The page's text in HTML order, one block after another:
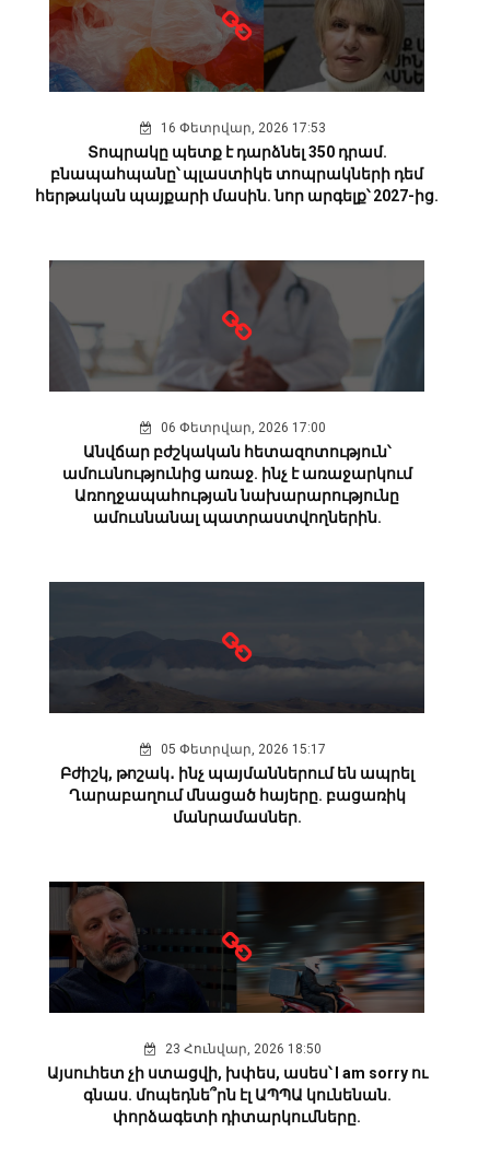
16 Փետրվար, 2026 17:53
Տոպրակը պետք է դարձնել 350 դրամ.
բնապահպանը՝ պլաստիկե տոպրակների դեմ
հերթական պայքարի մասին. նոր արգելք՝ 2027-ից.
06 Փետրվար, 2026 17:00
Անվճար բժշկական հետազոտություն՝
ամուսնությունից առաջ. ինչ է առաջարկում
Առողջապահության նախարարությունը
ամուսնանալ պատրաստվողներին.
05 Փետրվար, 2026 15:17
Բժիշկ, թոշակ․ ինչ պայմաններում են ապրել
Ղարաբաղում մնացած հայերը. բացառիկ
մանրամասներ.
23 Հունվար, 2026 18:50
Այսուհետ չի ստացվի, խփես, ասես՝ I am sorry ու
գնաս. մոպեդնե՞րն էլ ԱՊՊԱ կունենան.
փորձագետի դիտարկումները.